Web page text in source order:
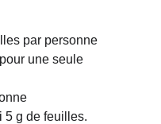
par personne
une seule
5 g de feuilles.